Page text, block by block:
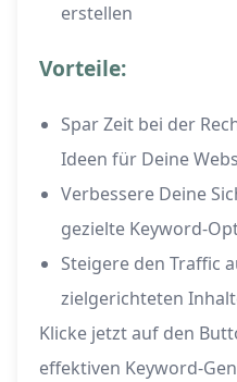
erstellen
Vorteile:
Spar Zeit bei der
Ideen für Deine
Verbessere Deine
gezielte Keyword-
Steigere den Traffic
zielgerichteten
Klicke jetzt auf den
effektiven Keyword-